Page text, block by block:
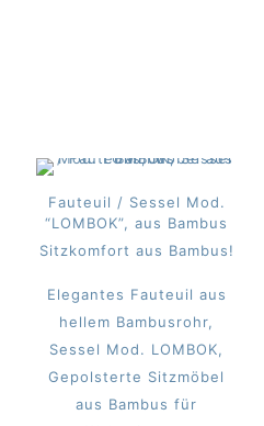
Fauteuil / Sessel Mod.
“LOMBOK”, aus Bambus
Sitzkomfort aus Bambus!
Elegantes Fauteuil aus
hellem Bambusrohr,
Sessel Mod. LOMBOK,
Gepolsterte Sitzmöbel
aus Bambus für